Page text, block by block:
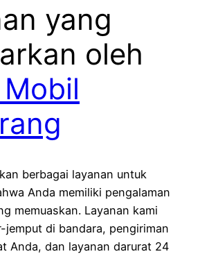
yang
oleh
berbagai layanan untuk
Anda memiliki pengalaman
memuaskan. Layanan kami
jemput di bandara, pengiriman
Anda, dan layanan darurat 24